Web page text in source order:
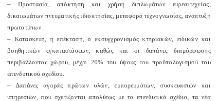
– Προστασία, απόκτηση και χρήση διπλωμάτων ευρεσιτεχνίας,
δικαιωμάτων πνευματικής ιδιοκτησίας, μεταφορά τεχνογνωσίας, ανάπτυξη
πρωτοτύπων.
– Κατασκευή, η επέκταση, ο εκσυγχρονισμός κτηριακών, ειδικών και
βοηθητικών εγκαταστάσεων, καθώς και οι δαπάνες διαμόρφωσης
περιβάλλοντος χώρου, μέχρι 20% του ύψους του προϋπολογισμού του
επενδυτικού σχεδίου.
– Δαπάνες αγοράς πρώτων υλών, εμπορευμάτων, συσκευασιών και
υπηρεσιών, που σχετίζονται απολύτως με το επενδυτικό σχέδιο, τα νέα